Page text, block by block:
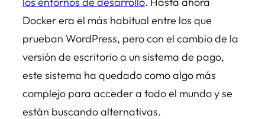
Docker era el más habitual entre los que
prueban WordPress, pero con el cambio de la
versión de escritorio a un sistema de pago,
este sistema ha quedado como algo más
complejo para acceder a todo el mundo y se
están buscando alternativas.